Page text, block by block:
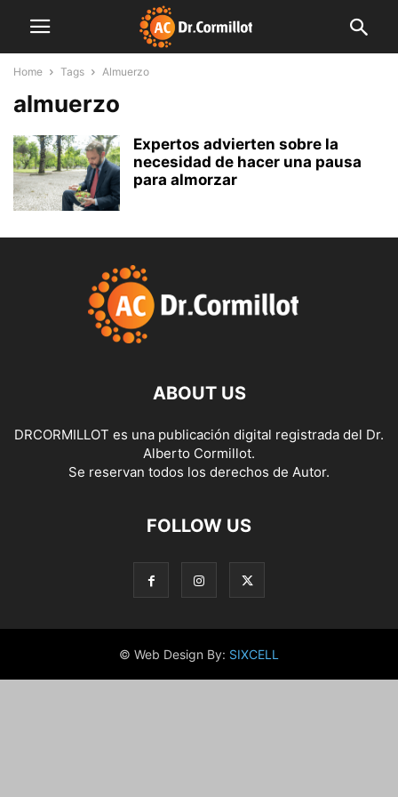
Home Tags Almuerzo
almuerzo
Expertos advierten sobre la
necesidad de hacer una pausa
para almorzar
ABOUT US
DRCORMILLOT es una publicación digital registrada del Dr.
Alberto Cormillot.
Se reservan todos los derechos de Autor.
FOLLOW US
© Web Design By: SIXCELL